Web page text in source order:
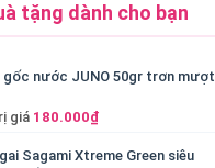
tặng dành cho bạn
gốc nước JUNO 50gr trơn mượt
giá 180.000₫
Sagami Xtreme Green siêu